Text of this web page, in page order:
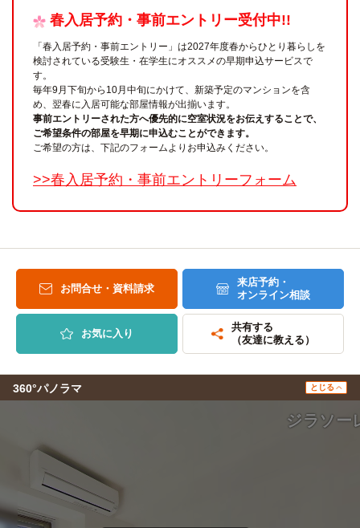
春入居予約・事前エントリー受付中!!
「春入居予約・事前エントリー」は2027年度春からひとり暮らしを
検討されている受験生・在学生にオススメの早期申込サービスで
す。
毎年9月下旬から10月中旬にかけて、新築予定のマンションを含
め、翌春に入居可能な部屋情報が出揃います。
事前エントリーされた方へ優先的に空室状況をお伝えすることで、
ご希望条件の部屋を早期に申込むことができます。
ご希望の方は、下記のフォームよりお申込みください。
>>春入居予約・事前エントリーフォーム
お問合せ・資料請求
来店予約・
オンライン相談
お気に入り
共有する
（友達に教える）
360°パノラマ とじる